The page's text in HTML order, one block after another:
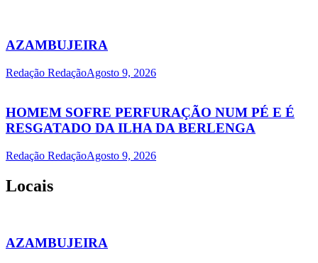
AZAMBUJEIRA
Redação RedaçãoAgosto 9, 2026
HOMEM SOFRE PERFURAÇÃO NUM PÉ E É
RESGATADO DA ILHA DA BERLENGA
Redação RedaçãoAgosto 9, 2026
Locais
AZAMBUJEIRA